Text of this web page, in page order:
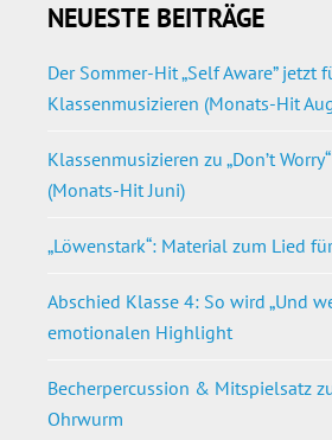
NEUESTE BEITRÄGE
Der Sommer-Hit „Self Aware” jetzt
Klassenmusizieren (Monats-Hit
Klassenmusizieren zu „Don’t
(Monats-Hit Juni)
„Löwenstark“: Material zum Lied
Abschied Klasse 4: So wird „Und
emotionalen Highlight
Becherpercussion & Mitspielsatz
Ohrwurm